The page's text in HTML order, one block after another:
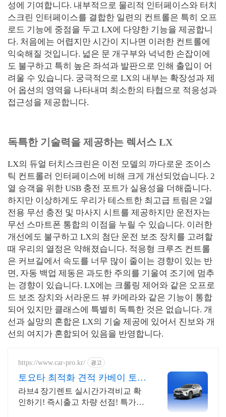
성에 기여합니다. 내부적으로 물리적 인터페이스와 터치
스크린 인터페이스를 결합한 일련의 컨트롤은 특히 오프
로드 기능에 중점을 두고 LX에 다양한 기능을 제공합니
다. 처음에는 어렵지만 시간이 지나면 이러한 컨트롤에
익숙해질 것입니다. 넓은 문 개구부와 넉넉한 손잡이에
도 불구하고 특히 높은 좌석과 발판으로 인해 출입이 어
려울 수 있습니다. 궁극적으로 LX의 내부는 확장성과 제
어 옵션의 영역을 나타내며 최소한의 타협으로 적응성과
접근성을 제공합니다.
독특한 기술력을 제공하는 렉서스 LX
LX의 듀얼 터치스크린은 이전 모델의 까다로운 조이스
틱 컨트롤러 인터페이스에 비해 크게 개선되었습니다. 2
열 승객을 위한 USB 충전 포트가 실용성을 더해줍니다.
하지만 이상하게도 우리가 테스트한 최고급 트림은 2열
전용 무선 충전 및 마사지 시트를 제공하지만 운전자는
무선 스마트폰 통합의 이점을 누릴 수 있습니다. 이러한
개선에도 불구하고 LX의 첨단 운전 보조 장치를 고려할
때 우리의 열정은 약해졌습니다. 적응형 크루즈 컨트롤
은 커브길에서 속도를 너무 많이 줄이는 경향이 있는 반
면, 자동 백업 제동은 과도한 주의를 기울여 조기에 멈추
는 경향이 있습니다. LX에는 크롤링 제어와 같은 오프로
드 보조 장치와 서라운드 뷰 카메라와 같은 기능이 통합
되어 있지만 클래스에 특별히 독특한 것은 없습니다. 개
선과 실망의 혼합은 LX의 기술 제공에 있어서 진보와 개
선의 여지가 혼합되어 있음을 반영합니다.
https://www.car-pro.kr/ 광고
토요타 최적화 견적 카베이 토요
타 특가차량 무료견적
라브4 장기렌트 실시간가격비교 확
인하기! 즉시출고 차량 선점! 특가차